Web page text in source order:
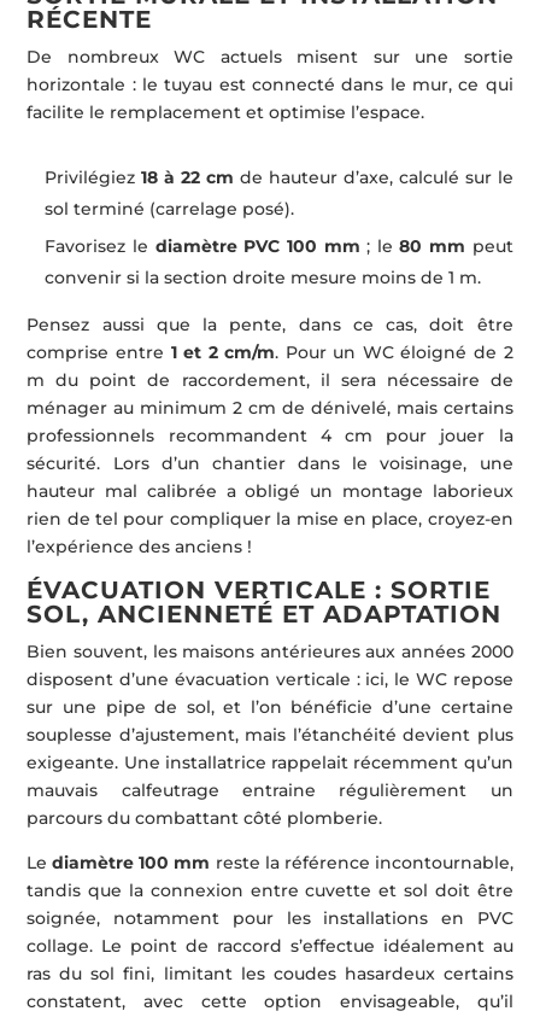
RÉCENTE
De nombreux WC actuels misent sur une sortie
horizontale : le tuyau est connecté dans le mur, ce qui
facilite le remplacement et optimise l’espace.
Privilégiez18 à 22 cm de hauteur d’axe, calculé sur le
sol terminé (carrelage posé).
Favorisez le diamètre PVC 100 mm ; le80 mm peut
convenir si la section droite mesure moins de 1 m.
Pensez aussi que la pente, dans ce cas, doit être
comprise entre 1 et 2 cm/m. Pour un WC éloigné de 2
m du point de raccordement, il sera nécessaire de
ménager au minimum 2 cm de dénivelé, mais certains
professionnels recommandent 4 cm pour jouer la
sécurité. Lors d’un chantier dans le voisinage, une
hauteur mal calibrée a obligé un montage laborieux
rien de tel pour compliquer la mise en place, croyez-en
l’expérience des anciens !
ÉVACUATION VERTICALE : SORTIE
SOL, ANCIENNETÉ ET ADAPTATION
Bien souvent, les maisons antérieures aux années 2000
disposent d’une évacuation verticale : ici, le WC repose
sur une pipe de sol, et l’on bénéficie d’une certaine
souplesse d’ajustement, mais l’étanchéité devient plus
exigeante. Une installatrice rappelait récemment qu’un
mauvais calfeutrage entraine régulièrement un
parcours du combattant côté plomberie.
Lediamètre 100 mm reste la référence incontournable,
tandis que la connexion entre cuvette et sol doit être
soignée, notamment pour les installations en PVC
collage. Le point de raccord s’effectue idéalement au
ras du sol fini, limitant les coudes hasardeux certains
constatent, avec cette option envisageable, qu’il